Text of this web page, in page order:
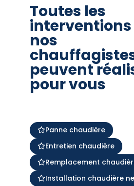
Toutes les
interventions
nos
peuvent
pour vous
Panne chaudière
Entretien chaudière
Remplacement
Installation chaudière